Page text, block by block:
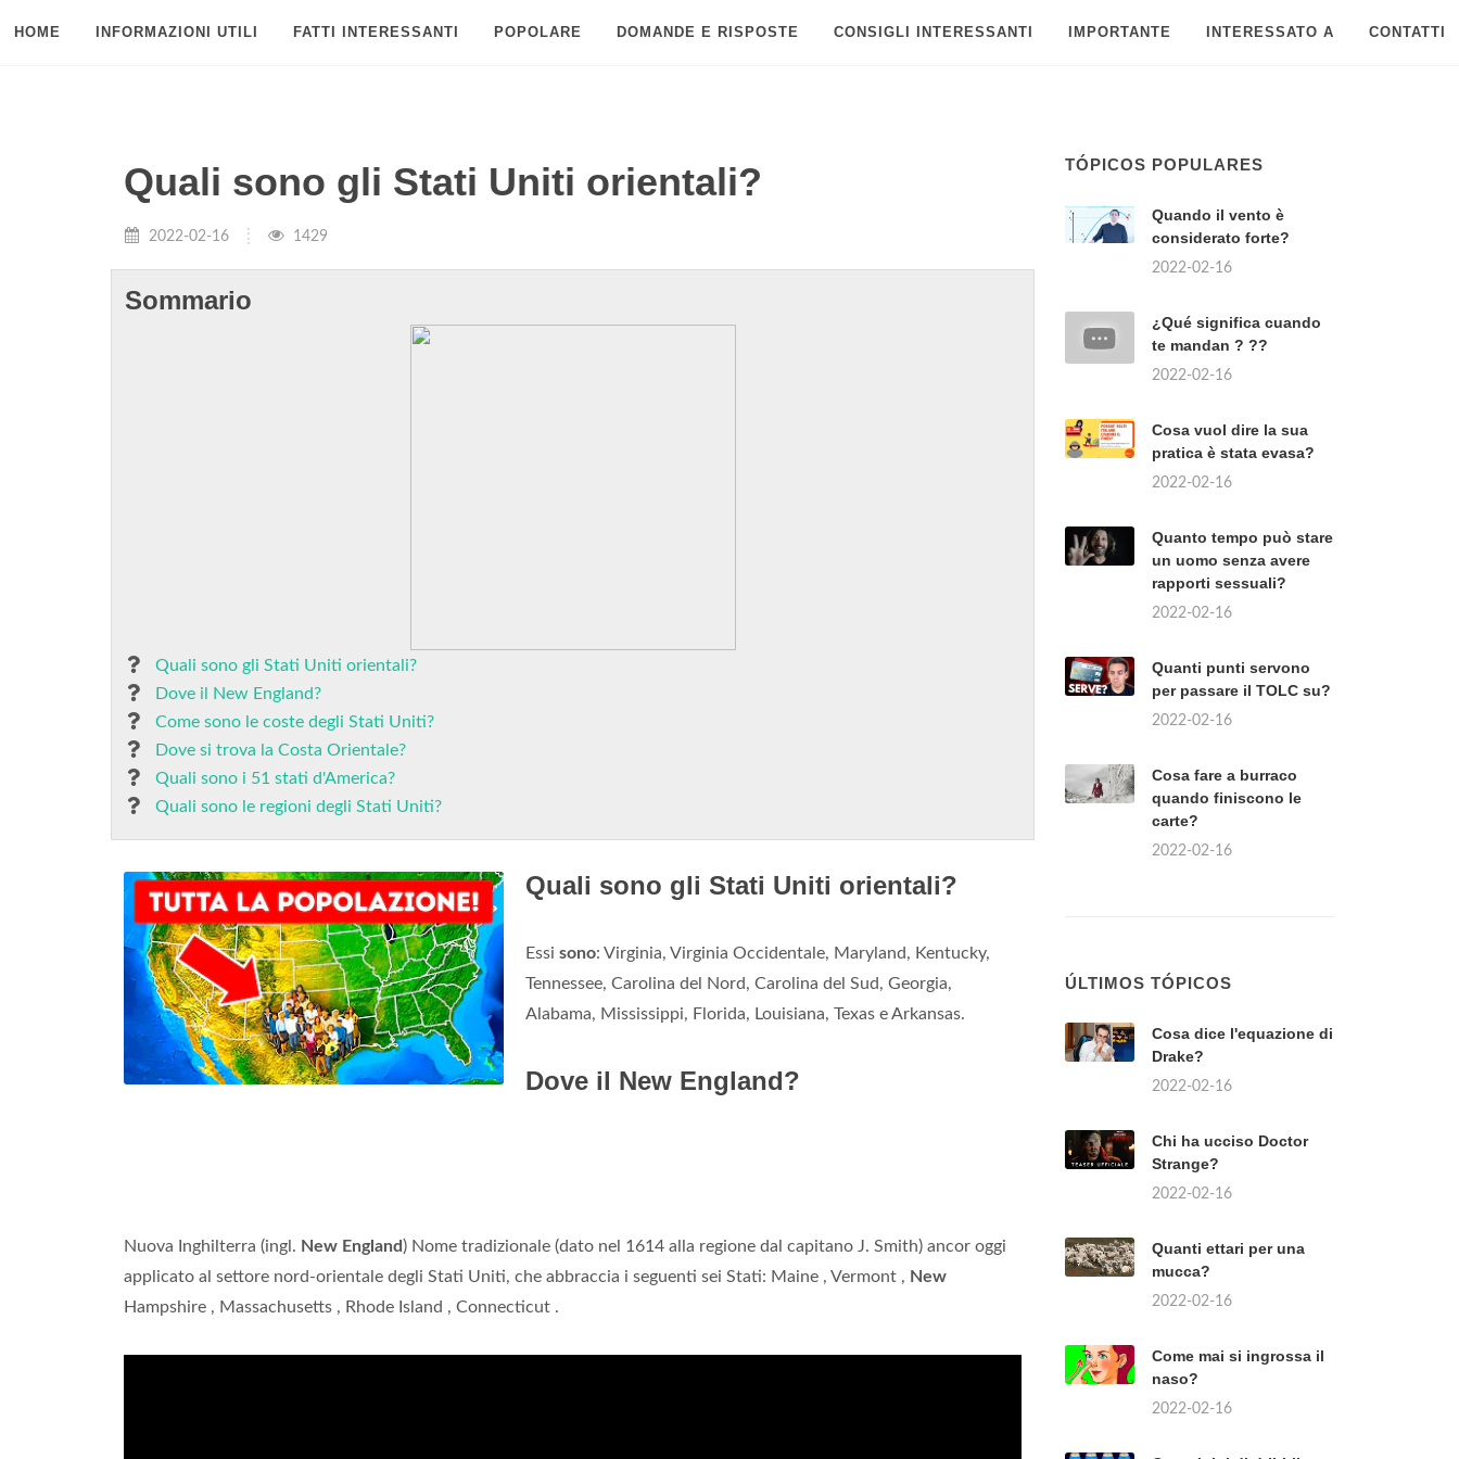
HOME INFORMAZIONI UTILI FATTI INTERESSANTI POPOLARE DOMANDE E RISPOSTE CONSIGLI INTERESSANTI IMPORTANTE INTERESSATO A CONTATTI
Quali sono gli Stati Uniti orientali?
2022-02-16 1429
Sommario
Quali sono gli Stati Uniti orientali?
Dove il New England?
Come sono le coste degli Stati Uniti?
Dove si trova la Costa Orientale?
Quali sono i 51 stati d'America?
Quali sono le regioni degli Stati Uniti?
Quali sono gli Stati Uniti orientali?
Essi sono: Virginia, Virginia Occidentale, Maryland, Kentucky,
Tennessee, Carolina del Nord, Carolina del Sud, Georgia,
Alabama, Mississippi, Florida, Louisiana, Texas e Arkansas.
Dove il New England?
Nuova Inghilterra (ingl. New England ) Nome tradizionale (dato nel 1614 alla regione dal capitano J. Smith) ancor oggi
applicato al settore nord-orientale degli Stati Uniti, che abbraccia i seguenti sei Stati: Maine , Vermont , New
Hampshire , Massachusetts , Rhode Island , Connecticut .
TÓPICOS POPULARES
Quando il vento è
considerato forte?
2022-02-16
¿Qué significa cuando
te mandan ? ??
2022-02-16
Cosa vuol dire la sua
pratica è stata evasa?
2022-02-16
Quanto tempo può stare
un uomo senza avere
rapporti sessuali?
2022-02-16
Quanti punti servono
per passare il TOLC su?
2022-02-16
Cosa fare a burraco
quando finiscono le
carte?
2022-02-16
ÚLTIMOS TÓPICOS
Cosa dice l'equazione di
Drake?
2022-02-16
Chi ha ucciso Doctor
Strange?
2022-02-16
Quanti ettari per una
mucca?
2022-02-16
Come mai si ingrossa il
naso?
2022-02-16